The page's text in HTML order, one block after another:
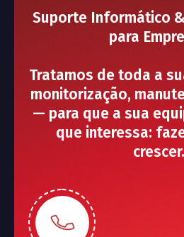
Suporte Informático
para
Tratamos de toda a
monitorização,
— para que a sua
que interessa:
crescer.